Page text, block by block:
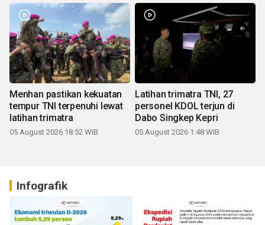
Menhan pastikan kekuatan
tempur TNI terpenuhi lewat
latihan trimatra
05 August 2026 18:52 WIB
Latihan trimatra TNI, 27
personel KDOL terjun di
Dabo Singkep Kepri
05 August 2026 1:48 WIB
Infografik